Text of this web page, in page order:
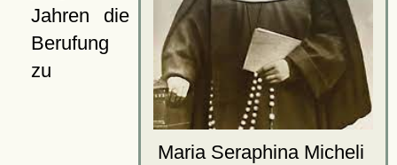
Maria Seraphina Micheli
Jahren die
Berufung
zu